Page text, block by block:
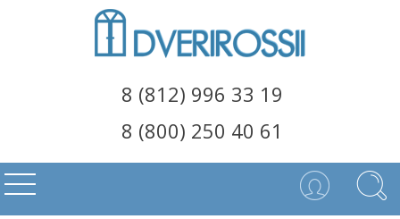
8 (812) 996 33 19
8 (800) 250 40 61